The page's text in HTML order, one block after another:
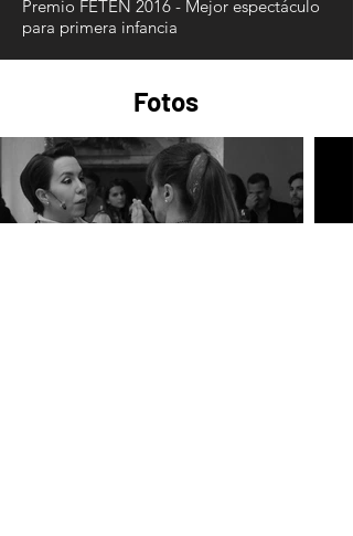
Premio FETEN 2016 - Mejor espectáculo
para primera infancia
Fotos